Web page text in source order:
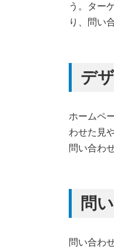
う。ター
り、問い
デ
ホームペ
わせた見
問い合わ
問
問い合わ